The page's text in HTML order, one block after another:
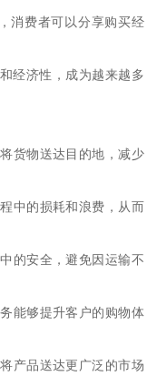
消费者可以分享购买经
经济性，成为越来越多
货物送达目的地，减少
中的损耗和浪费，从而
的安全，避免因运输不
能够提升客户的购物体
产品送达更广泛的市场